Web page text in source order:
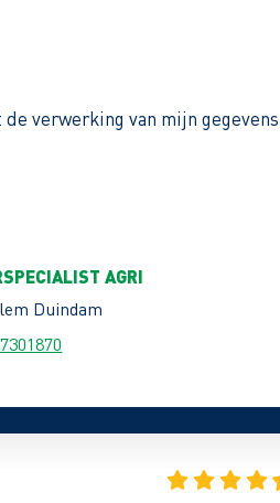
de verwerking van mijn
AGRI
Duindam